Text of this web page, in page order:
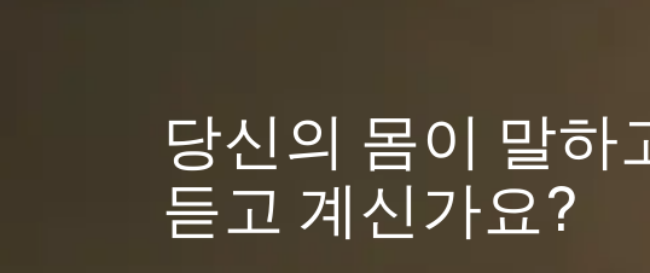
당신의 몸이 말하
듣고 계신가요?